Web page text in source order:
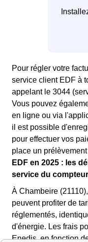
Pour régler votre
service client EDF à
appelant le 3044
Vous pouvez
en ligne ou via
il est possible
pour effectuer vos
place un
EDF en 2025 : les
service du
À Chambeire
peuvent profiter de
réglementés,
d'énergie. Les frais
Enedis, en fonction